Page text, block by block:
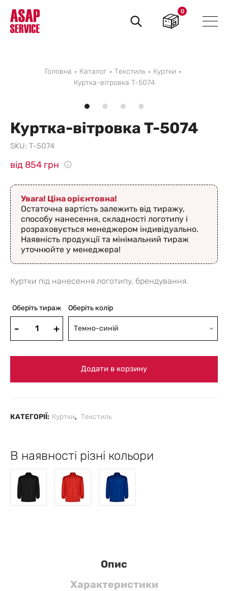
Пошук
товарів
0
Головна Каталог Текстиль
Куртки
Куртка-вітровка T-5074
Куртка-вітровка T-5074
SKU: T-5074
від 854 грн
Увага! Ціна орієнтовна!
Остаточна вартість залежить від тиражу,
способу нанесення, складності логотипу і
розраховується менеджером індивідуально.
Наявність продукції та мінімальний тираж
уточнюйте у менеджера!
Куртки під нанесення логотипу, брендування.
Оберіть тираж Оберіть колір
Темно-синій
Додати в корзину
КАТЕГОРІЇ: Куртки, Текстиль
В наявності різні кольори
Опис
Характеристики